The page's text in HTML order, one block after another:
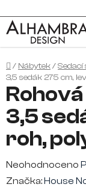
na
obsah
Domů
/ Nábytek/
3,5 sedák 275 cm,
3,5
roh,
Průměrné
hodnocení
Neohodnoceno
Značka:House